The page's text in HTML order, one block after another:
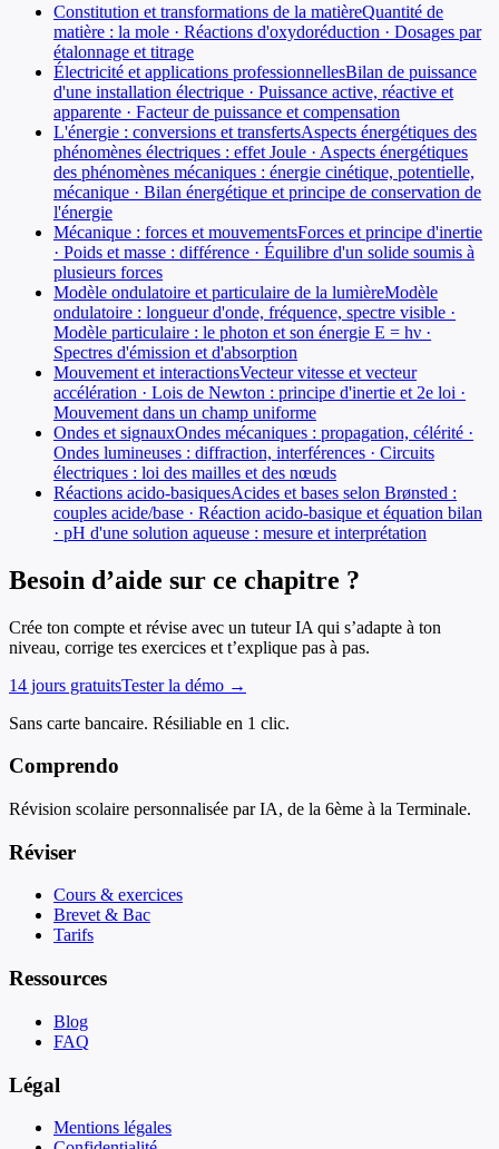
Constitution et transformations de la matièreQuantité de
matière : la mole · Réactions d'oxydoréduction · Dosages par
étalonnage et titrage
Électricité et applications professionnellesBilan de puissance
d'une installation électrique · Puissance active, réactive et
apparente · Facteur de puissance et compensation
L'énergie : conversions et transfertsAspects énergétiques des
phénomènes électriques : effet Joule · Aspects énergétiques
des phénomènes mécaniques : énergie cinétique, potentielle,
mécanique · Bilan énergétique et principe de conservation de
l'énergie
Mécanique : forces et mouvementsForces et principe d'inertie
· Poids et masse : différence · Équilibre d'un solide soumis à
plusieurs forces
Modèle ondulatoire et particulaire de la lumièreModèle
ondulatoire : longueur d'onde, fréquence, spectre visible ·
Modèle particulaire : le photon et son énergie E = hν ·
Spectres d'émission et d'absorption
Mouvement et interactionsVecteur vitesse et vecteur
accélération · Lois de Newton : principe d'inertie et 2e loi ·
Mouvement dans un champ uniforme
Ondes et signauxOndes mécaniques : propagation, célérité ·
Ondes lumineuses : diffraction, interférences · Circuits
électriques : loi des mailles et des nœuds
Réactions acido-basiquesAcides et bases selon Brønsted :
couples acide/base · Réaction acido-basique et équation bilan
· pH d'une solution aqueuse : mesure et interprétation
Besoin d’aide sur ce chapitre ?
Crée ton compte et révise avec un tuteur IA qui s’adapte à ton
niveau, corrige tes exercices et t’explique pas à pas.
14 jours gratuitsTester la démo →
Sans carte bancaire. Résiliable en 1 clic.
Comprendo
Révision scolaire personnalisée par IA, de la 6ème à la Terminale.
Réviser
Cours & exercices
Brevet & Bac
Tarifs
Ressources
Blog
FAQ
Légal
Mentions légales